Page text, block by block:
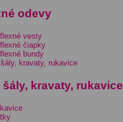
odevy
vesty
čiapky
bundy
šály, kravaty, rukavice